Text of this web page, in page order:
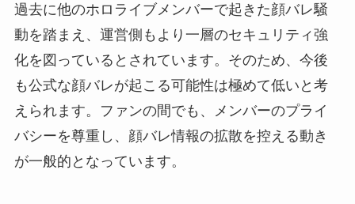
過去に他のホロライブメンバーで起きた顔バレ騒
動を踏まえ、運営側もより一層のセキュリティ強
化を図っているとされています。そのため、今後
も公式な顔バレが起こる可能性は極めて低いと考
えられます。ファンの間でも、メンバーのプライ
バシーを尊重し、顔バレ情報の拡散を控える動き
が一般的となっています。